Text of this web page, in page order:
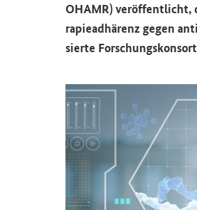
OHAMR) ver­öf­fent­licht,
ra­pie­ad­hä­renz gegen
sier­te